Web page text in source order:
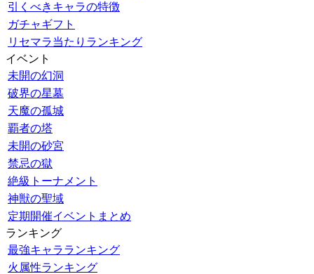
引くべきキャラの特徴
ガチャギフト
リセマラ当たりランキング
イベント
未開の幻洞
破界の星墓
天魔の孤城
覇者の塔
未開の砂宮
禁忌の獄
絶級トーナメント
神獣の聖域
定期開催イベントまとめ
ランキング
最強キャラランキング
火属性ランキング